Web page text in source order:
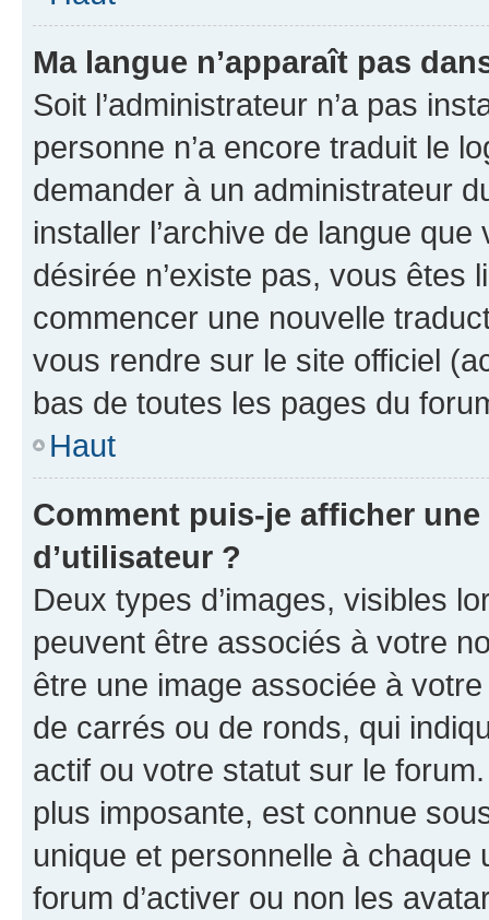
Ma langue n’apparaît pas
Soit l’administrateur n’a pas
personne n’a encore traduit le
demander à un administrateur
installer l’archive de langue
désirée n’existe pas, vous êtes
commencer une nouvelle
vous rendre sur le site officiel
bas de toutes les pages du
Haut
Comment puis-je afficher
d’utilisateur ?
Deux types d’images, visibles
peuvent être associés à votre
être une image associée à
de carrés ou de ronds, qui
actif ou votre statut sur le
plus imposante, est connue
unique et personnelle à chaque
forum d’activer ou non les